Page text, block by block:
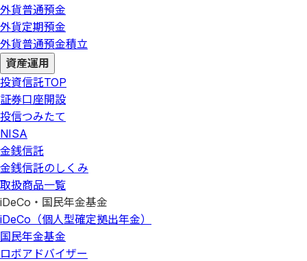
外貨普通預金
外貨定期預金
外貨普通預金積立
資産運用
投資信託TOP
証券口座開設
投信つみたて
NISA
金銭信託
金銭信託のしくみ
取扱商品一覧
iDeCo・国民年金基金
iDeCo（個人型確定拠出年金）
国民年金基金
ロボアドバイザー